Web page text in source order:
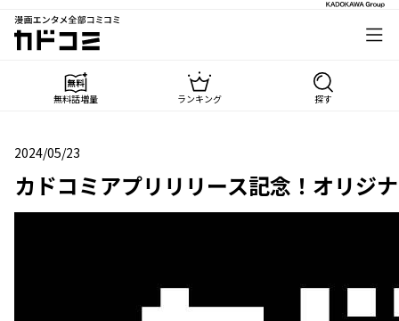
漫画エンタメ全部コミコミ
カドコミ
無料話増量 ランキング 探す
2024/05/23
2024年05月23日
カドコミアプリリリース記念！オリジ